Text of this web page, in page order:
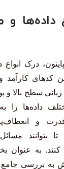
داده‌ها و
درک انواع
کارآمد
سطح بالا و
داده‌ها را
و
بتوانند
به عنوان
به بررسی جامع